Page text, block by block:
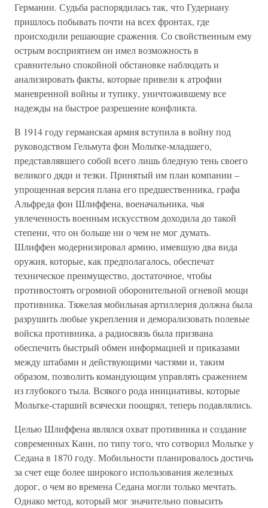
Германии. Судьба распорядилась так, что Гудериану
пришлось побывать почти на всех фронтах, где
происходили решающие сражения. Со свойственным ему
острым восприятием он имел возможность в
сравнительно спокойной обстановке наблюдать и
анализировать факты, которые привели к атрофии
маневренной войны и тупику, уничтожившему все
надежды на быстрое разрешение конфликта.
В 1914 году германская армия вступила в войну под
руководством Гельмута фон Мольтке-младшего,
представлявшего собой всего лишь бледную тень своего
великого дяди и тезки. Принятый им план компании –
упрощенная версия плана его предшественника, графа
Альфреда фон Шлиффена, военачальника, чья
увлеченность военным искусством доходила до такой
степени, что он больше ни о чем не мог думать.
Шлиффен модернизировал армию, имевшую два вида
оружия, которые, как предполагалось, обеспечат
техническое преимущество, достаточное, чтобы
противостоять огромной оборонительной огневой мощи
противника. Тяжелая мобильная артиллерия должна была
разрушить любые укрепления и деморализовать полевые
войска противника, а радиосвязь была призвана
обеспечить быстрый обмен информацией и приказами
между штабами и действующими частями и, таким
образом, позволить командующим управлять сражением
из глубокого тыла. Всякого рода инициативы, которые
Мольтке-старший всячески поощрял, теперь подавлялись.
Целью Шлиффена являлся охват противника и создание
современных Канн, по типу того, что сотворил Мольтке у
Седана в 1870 году. Мобильности планировалось достичь
за счет еще более широкого использования железных
дорог, о чем во времена Седана могли только мечтать.
Однако метод, который мог значительно повысить